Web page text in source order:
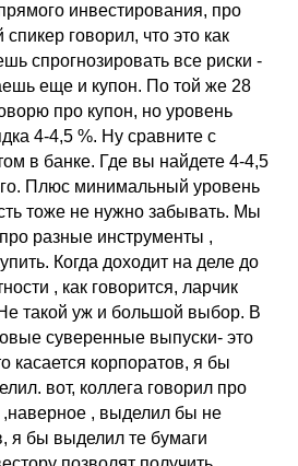
инвестирования, про
говорил, что это как
спрогнозировать все риски -
еще и купон. По той же 28
про купон, но уровень
4-4,5 %. Ну сравните с
в банке. Где вы найдете 4-4,5
Плюс минимальный уровень
тоже не нужно забывать. Мы
разные инструменты ,
Когда доходит на деле до
, как говорится, ларчик
такой уж и большой выбор. В
суверенные выпуски- это
касается корпоратов, я бы
вот, коллега говорил про
, выделил бы не
я бы выделил те бумаги